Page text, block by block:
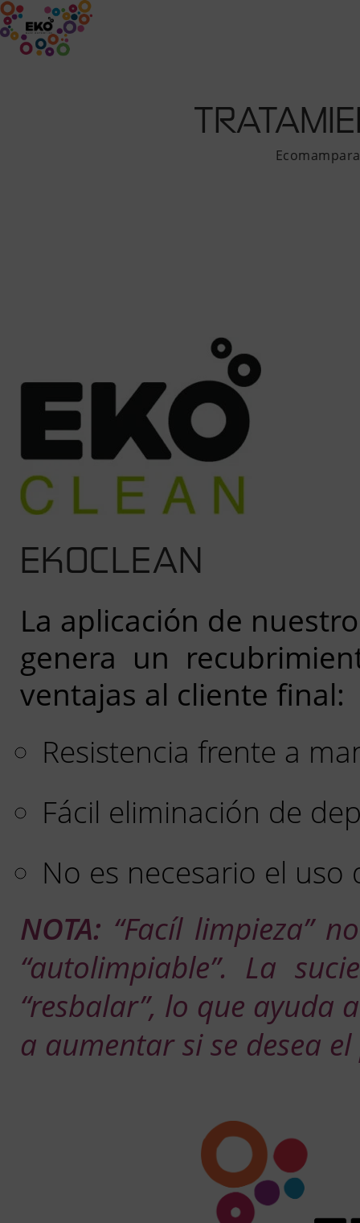
Ecomampara
EKOCLEAN
La aplicación de
genera un
ventajas al cliente final:
Resistencia frente a
Fácil eliminación de
No es necesario el uso
NOTA: “Facíl limpieza”
“autolimpiable”. La
“resbalar”, lo que ayuda
a aumentar si se desea